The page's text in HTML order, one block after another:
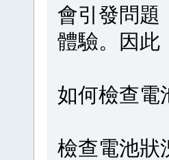
會引發問題
體驗。因此
如何檢查電
檢查電池狀